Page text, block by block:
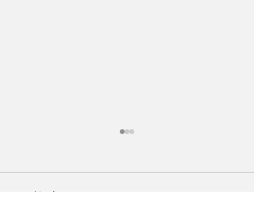
コメント